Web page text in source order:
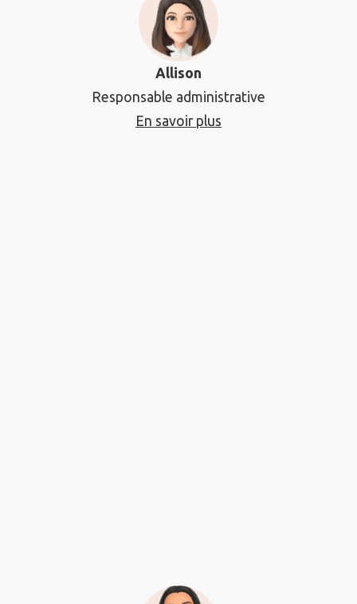
Allison
Responsable administrative
En savoir plus